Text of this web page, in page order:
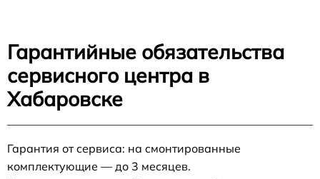
Гарантийные обязательства
сервисного центра в
Хабаровске
Гарантия от сервиса: на смонтированные
комплектующие — до 3 месяцев.